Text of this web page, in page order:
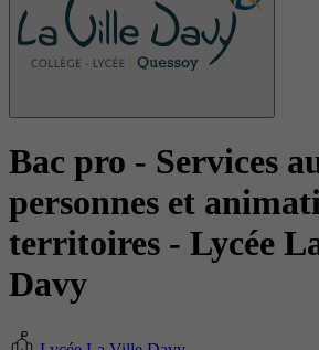
Bac pro - Services
personnes et
territoires - Lycée
Davy